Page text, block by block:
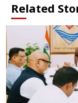
Related